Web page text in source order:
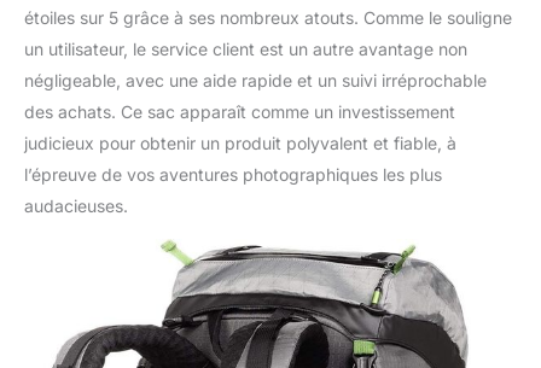
étoiles sur 5 grâce à ses nombreux atouts. Comme le souligne
un utilisateur, le service client est un autre avantage non
négligeable, avec une aide rapide et un suivi irréprochable
des achats. Ce sac apparaît comme un investissement
judicieux pour obtenir un produit polyvalent et fiable, à
l’épreuve de vos aventures photographiques les plus
audacieuses.